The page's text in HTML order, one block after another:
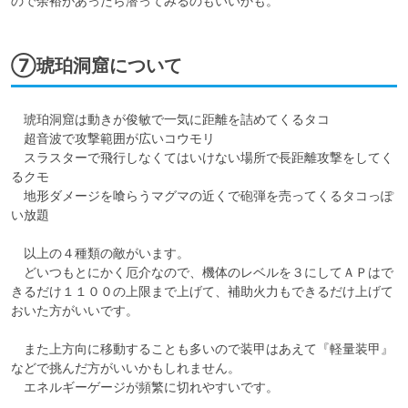
⑦琥珀洞窟について
琥珀洞窟は動きが俊敏で一気に距離を詰めてくるタコ
超音波で攻撃範囲が広いコウモリ
スラスターで飛行しなくてはいけない場所で長距離攻撃をしてく
るクモ
地形ダメージを喰らうマグマの近くで砲弾を売ってくるタコっぽ
い放題
以上の４種類の敵がいます。
どいつもとにかく厄介なので、機体のレベルを３にしてＡＰはで
きるだけ１１００の上限まで上げて、補助火力もできるだけ上げて
おいた方がいいです。
また上方向に移動することも多いので装甲はあえて『軽量装甲』
などで挑んだ方がいいかもしれません。
エネルギーゲージが頻繁に切れやすいです。